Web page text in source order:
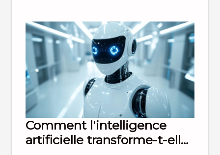
Comment l'intelligence
artificielle transforme-t-elle